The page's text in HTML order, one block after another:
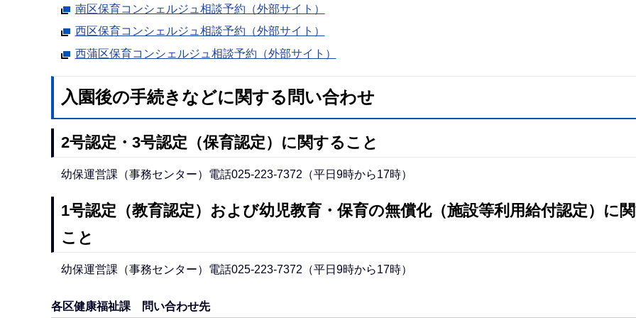
南区保育コンシェルジュ相談予約（外部サイト）
西区保育コンシェルジュ相談予約（外部サイト）
西蒲区保育コンシェルジュ相談予約（外部サイト）
入園後の手続きなどに関する問い合わせ
2号認定・3号認定（保育認定）に関すること
幼保運営課（事務センター）電話025-223-7372（平日9時から17時）
1号認定（教育認定）および幼児教育・保育の無償化（施設等利用給付認定）に
こと
幼保運営課（事務センター）電話025-223-7372（平日9時から17時）
各区健康福祉課 問い合わせ先